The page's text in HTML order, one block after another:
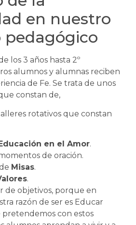
en nuestro
pedagógico
los 3 años hasta 2º
alumnos y alumnas reciben
de Fe. Se trata de unos
constan de,
rotativos que constan
Educación en el Amor.
de oración.
Misas.
.
de objetivos, porque en
razón de ser es Educar
pretendemos con estos